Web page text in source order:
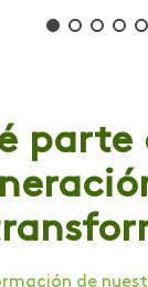
parte
de